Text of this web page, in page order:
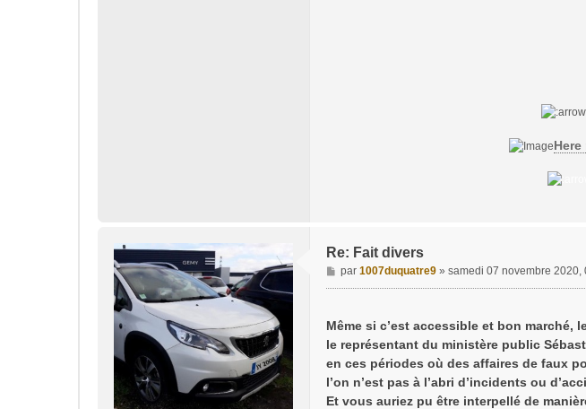
Here
Re: Fait divers
M
e
s
g
e
par 1007duquatre9» samedi 07 novembre 2020,
Même si c’est accessible et bon marché,
le représentant du ministère public
en ces périodes où des affaires de faux
l’on n’est pas à l’abri d’incidents ou
Et vous auriez pu être interpellé de